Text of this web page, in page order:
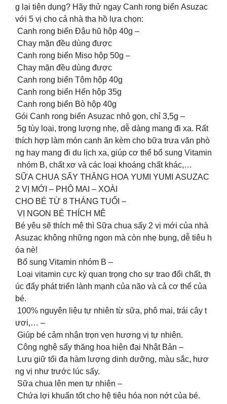
g lại tiện dụng? Hãy thử ngay Canh rong biển Asuzac
với 5 vị cho cả nhà tha hồ lựa chọn:
Canh rong biển Đậu hũ hộp 40g –
Chay mặn đều dùng được
Canh rong biển Miso hộp 50g –
Chay mặn đều dùng được
Canh rong biển Tôm hộp 40g
Canh rong biển Hến hộp 35g
Canh rong biển Bò hộp 40g
Gói Canh rong biển Asuzac nhỏ gọn, chỉ 3,5g –
5g tùy loại, trọng lượng nhẹ, dễ dàng mang đi xa. Rất
thích hợp làm món canh ăn kèm cho bữa trưa văn phò
ng hay mang đi du lịch xa, giúp cơ thể bổ sung Vitamin
nhóm B, chất xơ và các loại khoáng chất khác,…
SỮA CHUA SẤY THĂNG HOA YUMI YUMI ASUZAC
2 VỊ MỚI – PHÔ MAI – XOÀI
CHO BÉ TỪ 8 THÁNG TUỔI –
VỊ NGON BÉ THÍCH MÊ
Bé yêu sẽ thích mê thì Sữa chua sấy 2 vị mới của nhà
Asuzac không những ngon mà còn nhẹ bụng, dễ tiêu h
óa nè!
Bổ sung Vitamin nhóm B –
Loại vitamin cực kỳ quan trọng cho sự trao đổi chất, th
úc đẩy phát triển lành mạnh của não và cả cơ thể của
bé.
100% nguyên liệu tự nhiên từ sữa, phô mai, trái cây t
ươi,… –
Giúp bé cảm nhận trọn vẹn hương vị tự nhiên.
Công nghệ sấy thăng hoa hiện đại Nhật Bản –
Lưu giữ tối đa hàm lượng dinh dưỡng, màu sắc, hươ
ng vị như trước lúc sấy.
Sữa chua lên men tự nhiên –
Chứa lợi khuẩn tốt cho hệ tiêu hóa non nớt của bé.